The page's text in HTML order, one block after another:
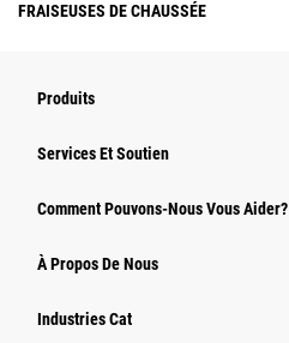
FRAISEUSES DE CHAUSSÉE
Produits
Services Et Soutien
Comment Pouvons-Nous Vous Aider?
À Propos De Nous
Industries Cat